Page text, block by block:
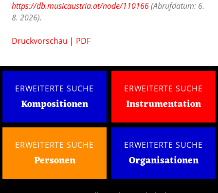
https://db.musicaustria.at/node/110166(Abrufdatum: 6.
8. 2026).
Druckvorschau | PDF
ERWEITERTE SUCHE
Kompositionen
ERWEITERTE SUCHE
Instrumentation
ERWEITERTE SUCHE
Personen
ERWEITERTE SUCHE
Organisationen